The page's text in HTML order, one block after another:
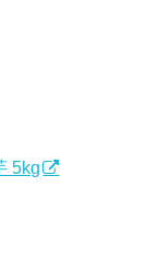
5kg